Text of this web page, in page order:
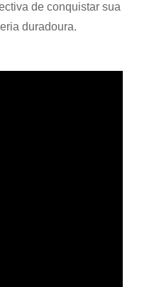
de conquistar sua
duradoura.